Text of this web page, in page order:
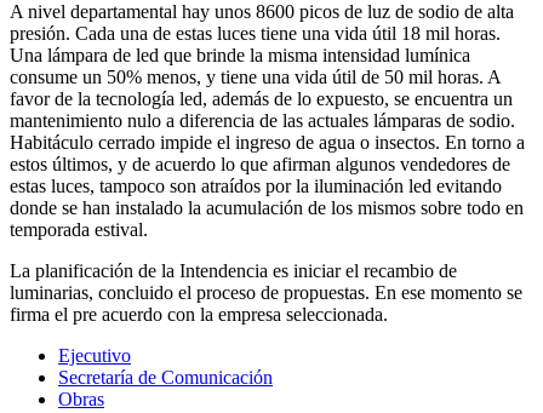
A nivel departamental hay unos 8600 picos de luz de sodio de alta
presión. Cada una de estas luces tiene una vida útil 18 mil horas.
Una lámpara de led que brinde la misma intensidad lumínica
consume un 50% menos, y tiene una vida útil de 50 mil horas. A
favor de la tecnología led, además de lo expuesto, se encuentra un
mantenimiento nulo a diferencia de las actuales lámparas de sodio.
Habitáculo cerrado impide el ingreso de agua o insectos. En torno a
estos últimos, y de acuerdo lo que afirman algunos vendedores de
estas luces, tampoco son atraídos por la iluminación led evitando
donde se han instalado la acumulación de los mismos sobre todo en
temporada estival.
La planificación de la Intendencia es iniciar el recambio de
luminarias, concluido el proceso de propuestas. En ese momento se
firma el pre acuerdo con la empresa seleccionada.
Ejecutivo
Secretaría de Comunicación
Obras